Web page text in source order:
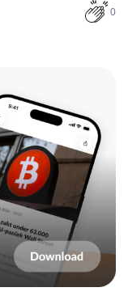
0